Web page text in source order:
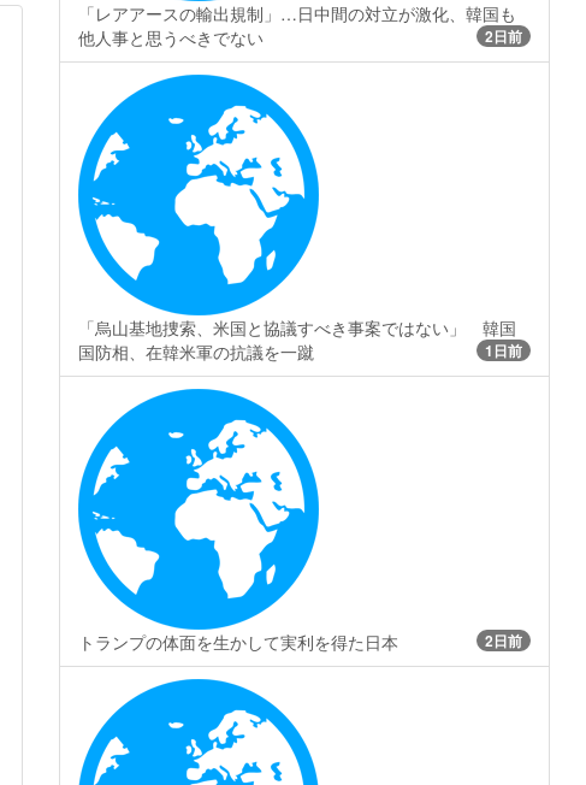
「レアアースの輸出規制」…日中間の対立が激化、韓国も
他人事と思うべきでない
2日前
「烏山基地捜索、米国と協議すべき事案ではない」 韓国
国防相、在韓米軍の抗議を一蹴
1日前
トランプの体面を生かして実利を得た日本 2日前